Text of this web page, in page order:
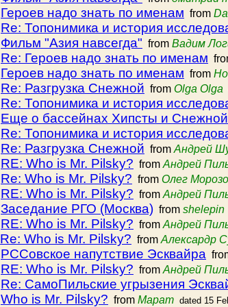
Героев надо знать по именам from
Re: Топонимика и история
Фильм "Азия навсегда" from Вадим
Re: Героев надо знать по именам
Героев надо знать по именам from
Re: Разгрузка Снежной from Olga Olga
Re: Топонимика и история
Еще о бассейнах Хипсты и Снежной
Re: Топонимика и история
Re: Разгрузка Снежной from Андрей
RE: Who is Mr. Pilsky? from Андрей
Re: Who is Mr. Pilsky? from Олег
RE: Who is Mr. Pilsky? from Андрей
Заседание РГО (Москва) from shelepin
RE: Who is Mr. Pilsky? from Андрей
Re: Who is Mr. Pilsky? from Алексардр
РССовское напутствие Эсквайра
RE: Who is Mr. Pilsky? from Андрей
Re: СамоПильские угрызения
Who is Mr. Pilsky? from Марат dated 15